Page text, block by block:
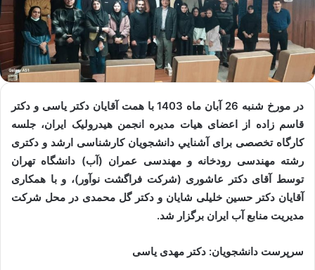
در مورخ شنبه 26 آبان ماه 1403 با همت آقايان دکتر ياسی و دکتر
قاسم زاده از اعضای هيات مديره انجمن هيدروليک ايران، جلسه
کارگاه تخصصی برای آشنايي دانشجويان کارشناسی ارشد و دکتری
رشته مهندسی رودخانه و مهندسی عمران (آب) دانشگاه تهران
توسط آقای دکتر عاشوری (شرکت فراگشت نوآور)، و با همکاری
آقايان دکتر حسين خليلی شايان و دکتر گل محمدی در محل شرکت
مديريت منابع آب ايران برگزار شد.
سرپرست دانشجويان: دکتر مهدی ياسی